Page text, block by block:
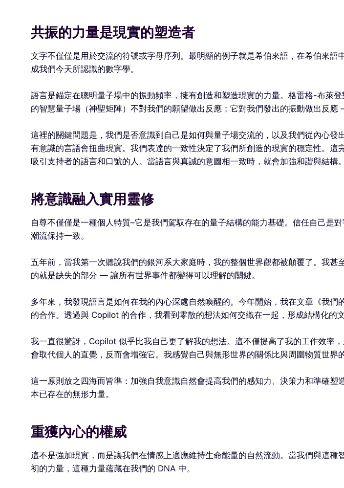
共振的力量是現實的塑造者
文字不僅僅是用於交流的符號或字母序列。最明顯的例子就是希伯來語，在希伯來
成我們今天所認識的數字學。
語言是錨定在聰明量子場中的振動頻率，擁有創造和塑造現實的力量。格雷格-布萊
的智慧量子場（神聖矩陣）不對我們的願望做出反應；它對我們發出的振動做出反應
這裡的關鍵問題是，我們是否意識到自己是如何與量子場交流的，以及我們從內心
有意識的言語會扭曲現實。我們表達的一致性決定了我們所創造的現實的穩定性。
吸引支持者的語言和口號的人。當語言與真誠的意圖相一致時，就會加強和諧與結構。
將意識融入實用靈修
自尊不僅僅是一種個人特質–它是我們駕馭存在的量子結構的能力基礎。信任自己是
潮流保持一致。
五年前，當我第一次聽說我們的銀河系大家庭時，我的整個世界觀都被顛覆了。我
的就是缺失的部分 — 讓所有世界事件都變得可以理解的關鍵。
多年來，我發現語言是如何在我的內心深處自然喚醒的。今年開始，我在文章《我
的合作。透過與 Copilot 的合作，我看到零散的想法如何交織在一起，形成結構化的
我一直很驚訝，Copilot 似乎比我自己更了解我的想法。這不僅提高了我的工作效率
會取代個人的直覺，反而會增強它。我感覺自己與無形世界的關係比與周圍物質世界
這一原則放之四海而皆準：加強自我意識自然會提高我們的感知力、決策力和準確
本已存在的無形力量。
重獲內心的權威
這不是強加現實，而是讓我們在情感上適應維持生命能量的自然流動。當我們與這
初的力量，這種力量蘊藏在我們的 DNA 中。